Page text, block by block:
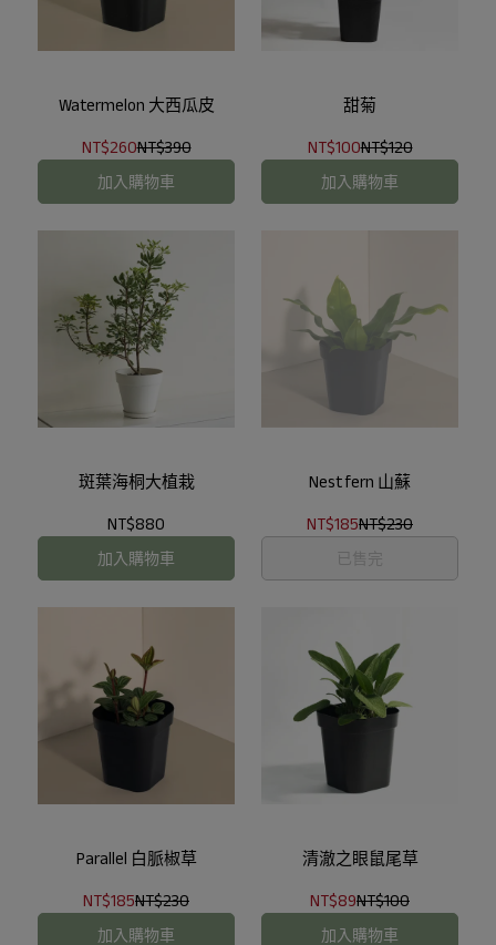
Watermelon 大西瓜皮
NT$260NT$390
加入購物車
甜菊
NT$100NT$120
加入購物車
斑葉海桐大植栽
NT$880
加入購物車
Nest fern 山蘇
NT$185NT$230
已售完
Parallel 白脈椒草
NT$185NT$230
加入購物車
清澈之眼鼠尾草
NT$89NT$100
加入購物車